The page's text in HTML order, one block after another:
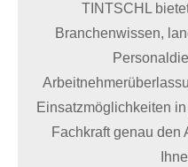
TINTSCHL
Branchenwissen,
Einsatzmöglichkeiten
Fachkraft genau den